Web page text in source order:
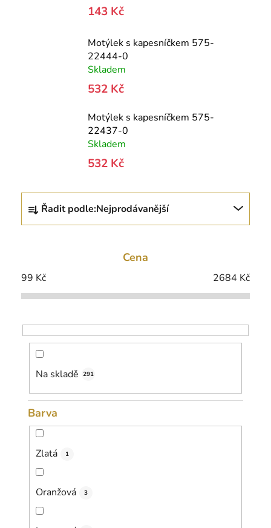
143 Kč
Motýlek s kapesníčkem 575-
22444-0
Skladem
532 Kč
Motýlek s kapesníčkem 575-
22437-0
Skladem
532 Kč
Ř
z
í
p
o
d
ů
Řadit podle:Nejprodávanější
Cena
99 Kč 2684 Kč
Na skladě 291
Barva
Zlatá 1
Oranžová 3